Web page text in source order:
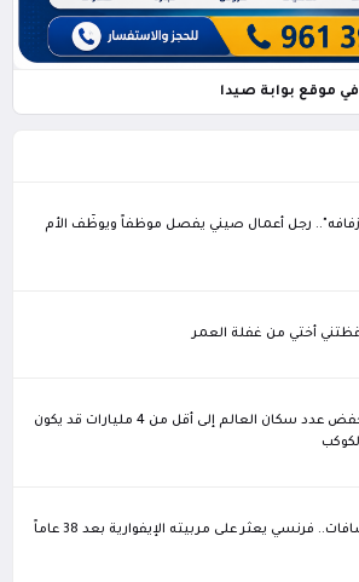
موقع بوابة صيدا
رجل أعمال صيني يفصل موظفاً ويوظّف الأم
أختي من غفلة العمر
دراسة علمية تثير جدلاً: خفض عدد سكان العالم إلى أقل من 4 مليارات قد يكون
وفاء يقطع العقود والمسافات.. فرنسي يعثر على مربيته الإيفوارية بعد 38 عاماً